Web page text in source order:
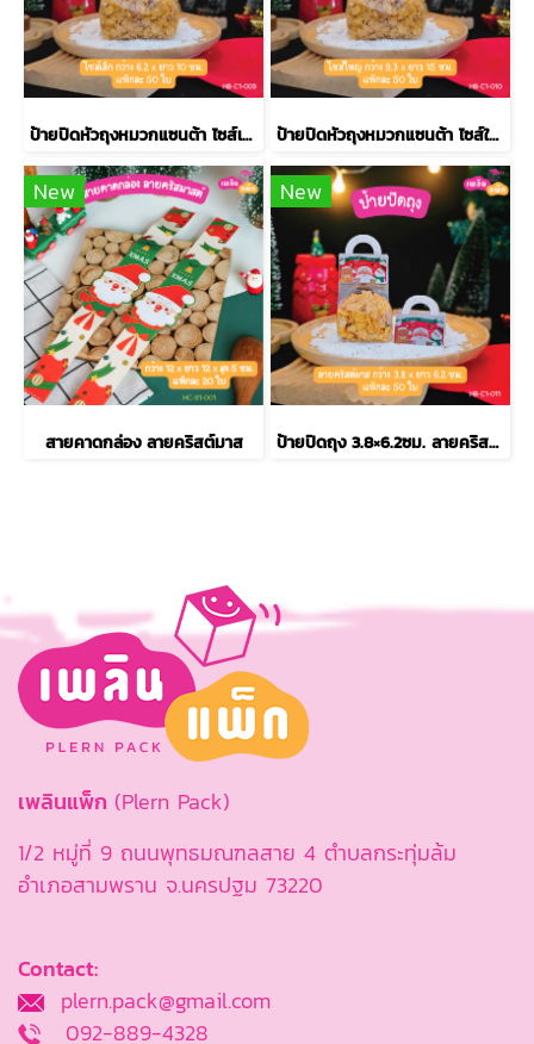
ป้ายปิดหัวถุงหมวกแซนต้า ไซส์เล็ก 6.2×10ซม. ป้ายปิดหัวถุงหมวกแซนต้า ไซส์ใหญ่
New
สายคาดกล่อง ลายคริสต์มาส
New
ป้ายปิดถุง 3.8×6.2ซม. ลายคริสต์มาส
เพลินแพ็ก (Plern Pack)
1/2 หมู่ที่ 9 ถนนพุทธมณฑลสาย 4 ตำบลกระทุ่มล้ม
อำเภอสามพราน จ.นครปฐม 73220
Contact:
plern.pack@gmail.com
092-889-4328